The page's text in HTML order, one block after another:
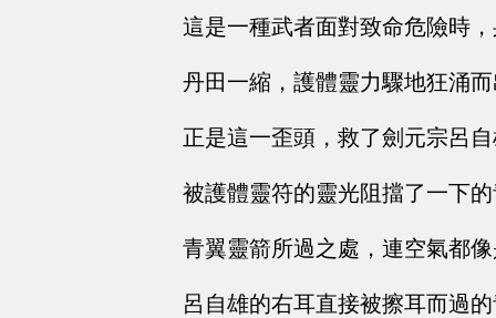
這是一種武者面對致命危險時
丹田一縮，護體靈力驟地狂涌
正是這一歪頭，救了劍元宗呂
被護體靈符的靈光阻擋了一下
青翼靈箭所過之處，連空氣都
呂自雄的右耳直接被擦耳而過